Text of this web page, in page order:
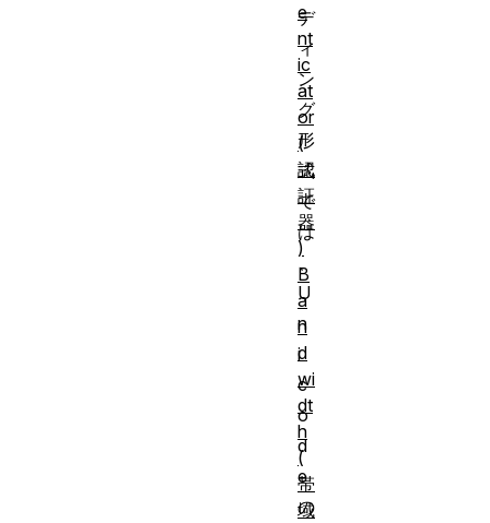
デ
ィ
ン
グ
形
式
で
は
、
U
n
i
c
o
d
e
の
e
nt
ic
at
or
(
認
証
器
)
B
a
n
d
wi
dt
h
(
帯
域